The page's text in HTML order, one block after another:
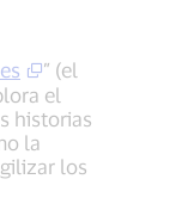
” (el
el
historias
la
los